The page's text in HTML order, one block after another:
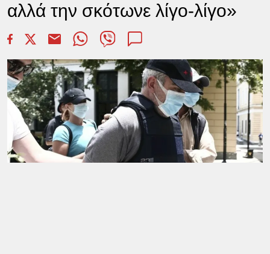
αλλά την σκότωνε λίγο-λίγο»